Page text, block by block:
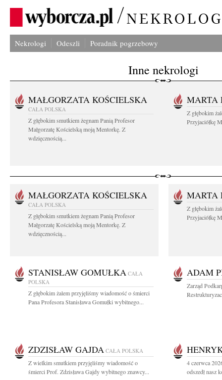
Nekrologi Odeszli Poradnik pogrzebowy
Inne nekrologi
MAŁGORZATA KOŚCIELSKA
CAŁA POLSKA
Z głębokim smutkiem żegnam Panią Profesor
Małgorzatę Kościelską moją Mentorkę. Z
wdzięcznością...
MARTA
Z głębokim
Przyjaciółkę
MAŁGORZATA KOŚCIELSKA
CAŁA POLSKA
Z głębokim smutkiem żegnam Panią Profesor
Małgorzatę Kościelską moją Mentorkę. Z
wdzięcznością...
MARTA
Z głębokim
Przyjaciółkę
STANISŁAW GOMUŁKA CAŁA
POLSKA
Z głębokim żalem przyjęliśmy wiadomość o śmierci
Pana Profesora Stanisława Gomułki wybitnego...
ADAM
Zarząd
ZDZISŁAW GAJDA CAŁA POLSKA
Z wielkim smutkiem przyjęliśmy wiadomość o
śmierci Prof. Zdzisława Gajdy wybitnego znawcy...
4 czerwca
odszedł nasz